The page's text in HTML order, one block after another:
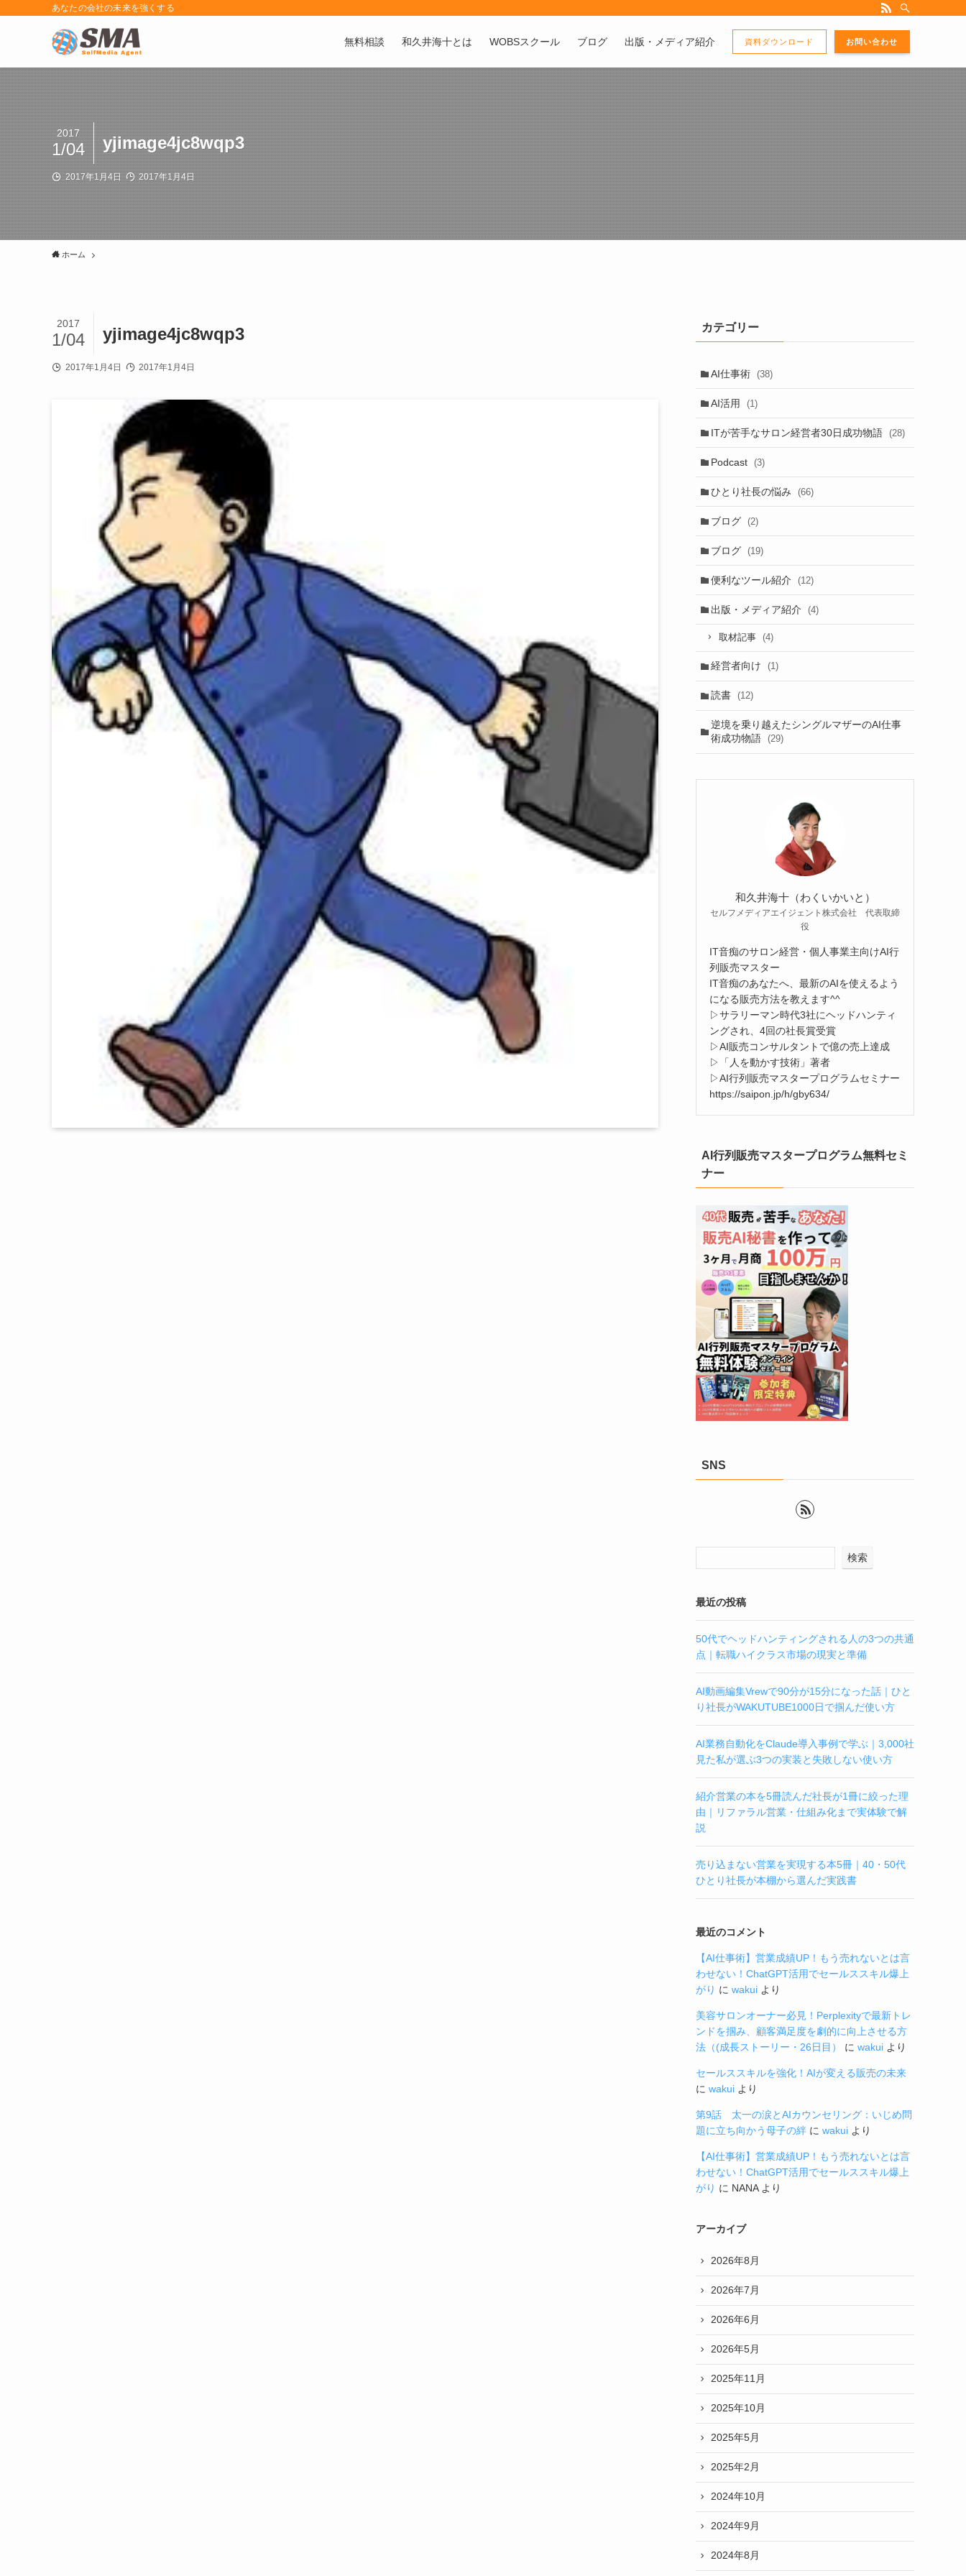
あなたの会社の未来を強くする
無料相談 和久井海十とは WOBSスクール ブログ 出版・メディア紹介 資料ダウンロード お問い合わせ
yjimage4jc8wqp3
2017
1/04
2017年1月4日 2017年1月4日
ホーム
yjimage4jc8wqp3
2017
1/04
2017年1月4日 2017年1月4日
カテゴリー
AI仕事術 (38)
AI活用 (1)
ITが苦手なサロン経営者30日成功物語 (28)
Podcast (3)
ひとり社長の悩み (66)
ブログ (2)
ブログ (19)
便利なツール紹介 (12)
出版・メディア紹介 (4)
取材記事 (4)
経営者向け (1)
読書 (12)
逆境を乗り越えたシングルマザーのAI仕事
術成功物語 (29)
和久井海十（わくいかいと）
セルフメディアエイジェント株式会社 代表取締
役
IT音痴のサロン経営・個人事業主向けAI行
列販売マスター
IT音痴のあなたへ、最新のAIを使えるよう
になる販売方法を教えます^^
▷サラリーマン時代3社にヘッドハンティ
ングされ、4回の社長賞受賞
▷AI販売コンサルタントで億の売上達成
▷「人を動かす技術」著者
▷AI行列販売マスタープログラムセミナー
https://saipon.jp/h/gby634/
AI行列販売マスタープログラム無料セミ
ナー
SNS
検索
最近の投稿
50代でヘッドハンティングされる人の3つの共通
点｜転職ハイクラス市場の現実と準備
AI動画編集Vrewで90分が15分になった話｜ひと
り社長がWAKUTUBE1000日で掴んだ使い方
AI業務自動化をClaude導入事例で学ぶ｜3,000社
見た私が選ぶ3つの実装と失敗しない使い方
紹介営業の本を5冊読んだ社長が1冊に絞った理
由｜リファラル営業・仕組み化まで実体験で解
説
売り込まない営業を実現する本5冊｜40・50代
ひとり社長が本棚から選んだ実践書
最近のコメント
【AI仕事術】営業成績UP！もう売れないとは言
わせない！ChatGPT活用でセールススキル爆上
がり に wakui より
美容サロンオーナー必見！Perplexityで最新トレ
ンドを掴み、顧客満足度を劇的に向上させる方
法（(成長ストーリー・26日目）
に wakui より
セールススキルを強化！AIが変える販売の未来
に wakui より
第9話 太一の涙とAIカウンセリング：いじめ問
題に立ち向かう母子の絆 に wakui より
【AI仕事術】営業成績UP！もう売れないとは言
わせない！ChatGPT活用でセールススキル爆上
がり に NANAより
アーカイブ
2026年8月
2026年7月
2026年6月
2026年5月
2025年11月
2025年10月
2025年5月
2025年2月
2024年10月
2024年9月
2024年8月